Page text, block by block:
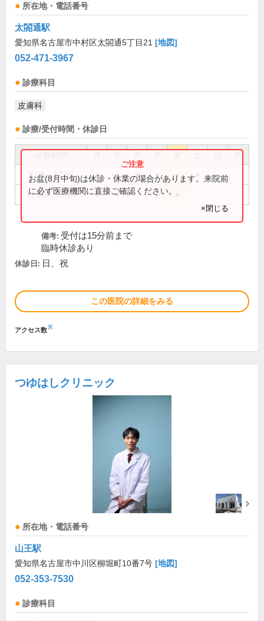
所在地・電話番号
太閤通駅
愛知県名古屋市中村区太閤通5丁目21 [地図]
052-471-3967
診療科目
皮膚科
診療/受付時間・休診日
祝
9:00～12:30 ● ● ● ● ●
16:30～19:00 ● ● ●
お盆(8月中旬)は休診・休業の場合があります。来院前
に必ず医療機関に直接ご確認ください。
×閉じる
備考: 受付は15分前まで
臨時休診あり
休診日: 日、祝
この医院の詳細をみる
アクセス数※
つゆはしクリニック
所在地・電話番号
山王駅
愛知県名古屋市中川区柳堀町10番7号 [地図]
052-353-7530
診療科目